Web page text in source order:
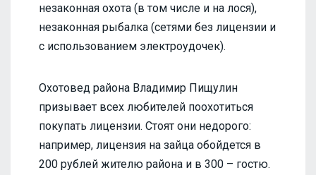
незаконная охота (в том числе и на лося),
незаконная рыбалка (сетями без лицензии и
с использованием электроудочек).
Охотовед района Владимир Пищулин
призывает всех любителей поохотиться
покупать лицензии. Стоят они недорого:
например, лицензия на зайца обойдется в
200 рублей жителю района и в 300 – гостю.